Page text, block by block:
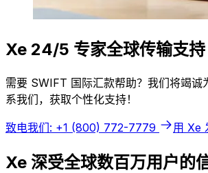
Xe 24/5 专家全球传输支持
需要 SWIFT 国际汇款帮助？我们将竭诚
系我们，获取个性化支持！
致电我们: +1 (800) 772-7779 用 Xe
Xe 深受全球数百万用户的